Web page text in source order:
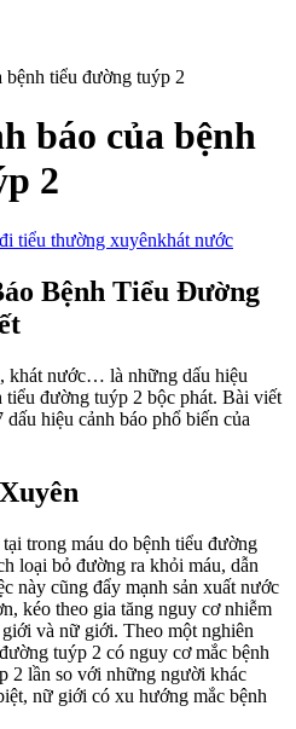
bệnh tiểu đường tuýp 2
báo của bệnh
2
đi tiểu thường xuyênkhát nước
Bệnh Tiểu Đường
khát nước… là những dấu hiệu
tiểu đường tuýp 2 bộc phát. Bài viết
hiệu cảnh báo phổ biến của
trong máu do bệnh tiểu đường
loại bỏ đường ra khỏi máu, dẫn
này cũng đẩy mạnh sản xuất nước
kéo theo gia tăng nguy cơ nhiễm
và nữ giới. Theo một nghiên
tuýp 2 có nguy cơ mắc bệnh
2 lần so với những người khác
nữ giới có xu hướng mắc bệnh